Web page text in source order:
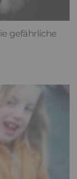
gefährliche